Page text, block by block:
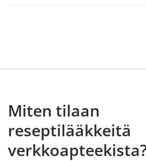
Miten tilaan
reseptilääkkeitä